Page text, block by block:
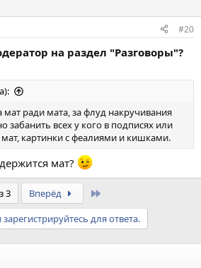
#20
на раздел "Разговоры"?
ради мата, за флуд накручивания
забанить всех у кого в подписях или
картинки с феалиями и кишками.
мат?
3 Вперёд
для ответа.